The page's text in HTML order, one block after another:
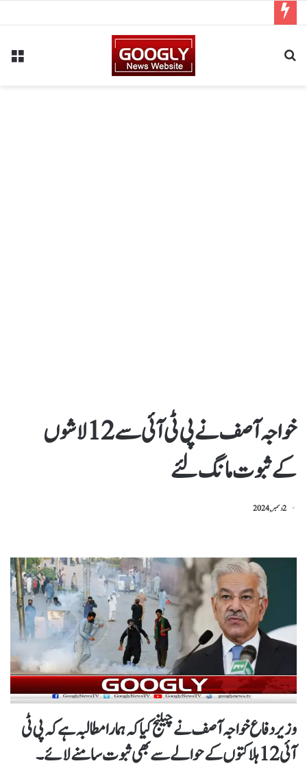
خواجہ آصف نےپی ٹی آئی سے12لاشوں
کےثبوت مانگ لئے
2 دسمبر, 2024
وزیر دفاع خواجہ آصف نےچیلنج کیا کہ ہمارا مطالبہ ہےکہ پی ٹی
آئی12 ہلاکتوں کے حوالے سے بھی ثبوت سامنےلائے۔